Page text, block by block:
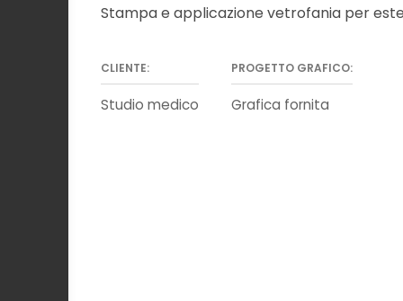
Stampa e applicazione vetrofania per
CLIENTE:
Studio medico
PROGETTO GRAFICO:
Grafica fornita